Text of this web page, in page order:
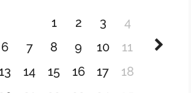
1 2 3
4
6 7 8 9 10
11
13 14 15 16 17
18